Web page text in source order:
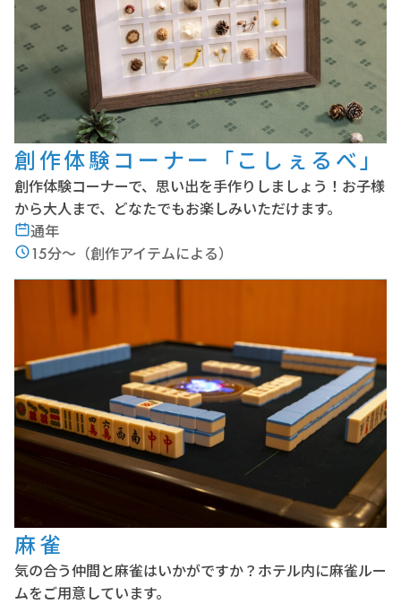
創作体験コーナー「こしぇるべ」
創作体験コーナーで、思い出を手作りしましょう！お子様
から大人まで、どなたでもお楽しみいただけます。
通年
15分～（創作アイテムによる）
麻雀
気の合う仲間と麻雀はいかがですか？ホテル内に麻雀ルー
ムをご用意しています。